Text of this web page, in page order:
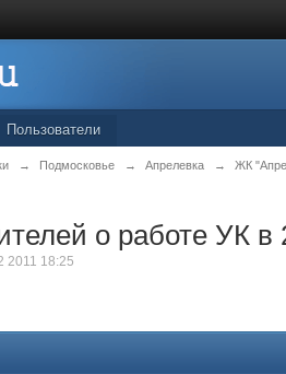
Пользователи
→ Подмосковье → Апрелевка → ЖК
о работе УК в
2011 18:25